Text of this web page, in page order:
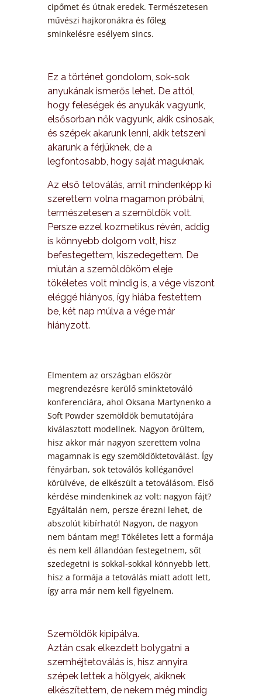
cipőmet és útnak eredek. Természetesen
művészi hajkoronákra és főleg
sminkelésre esélyem sincs.
Ez a történet gondolom, sok-sok
anyukának ismerős lehet. De attól,
hogy feleségek és anyukák vagyunk,
elsősorban nők vagyunk, akik csinosak,
és szépek akarunk lenni, akik tetszeni
akarunk a férjüknek, de a
legfontosabb, hogy saját maguknak.
Az első tetoválás, amit mindenképp ki
szerettem volna magamon próbálni,
természetesen a szemöldök volt.
Persze ezzel kozmetikus révén, addig
is könnyebb dolgom volt, hisz
befestegettem, kiszedegettem. De
miután a szemöldököm eleje
tökéletes volt mindig is, a vége viszont
eléggé hiányos, így hiába festettem
be, két nap múlva a vége már
hiányzott.
Elmentem az országban először
megrendezésre kerülő sminktetováló
konferenciára, ahol Oksana Martynenko a
Soft Powder szemöldök bemutatójára
kiválasztott modellnek. Nagyon örültem,
hisz akkor már nagyon szerettem volna
magamnak is egy szemöldöktetoválást. Így
fényárban, sok tetoválós kolléganővel
körülvéve, de elkészült a tetoválásom. Első
kérdése mindenkinek az volt: nagyon fájt?
Egyáltalán nem, persze érezni lehet, de
abszolút kibírható! Nagyon, de nagyon
nem bántam meg! Tökéletes lett a formája
és nem kell állandóan festegetnem, sőt
szedegetni is sokkal-sokkal könnyebb lett,
hisz a formája a tetoválás miatt adott lett,
így arra már nem kell figyelnem.
Szemöldök kipipálva.
Aztán csak elkezdett bolygatni a
szemhéjtetoválás is, hisz annyira
szépek lettek a hölgyek, akiknek
elkészítettem, de nekem még mindig